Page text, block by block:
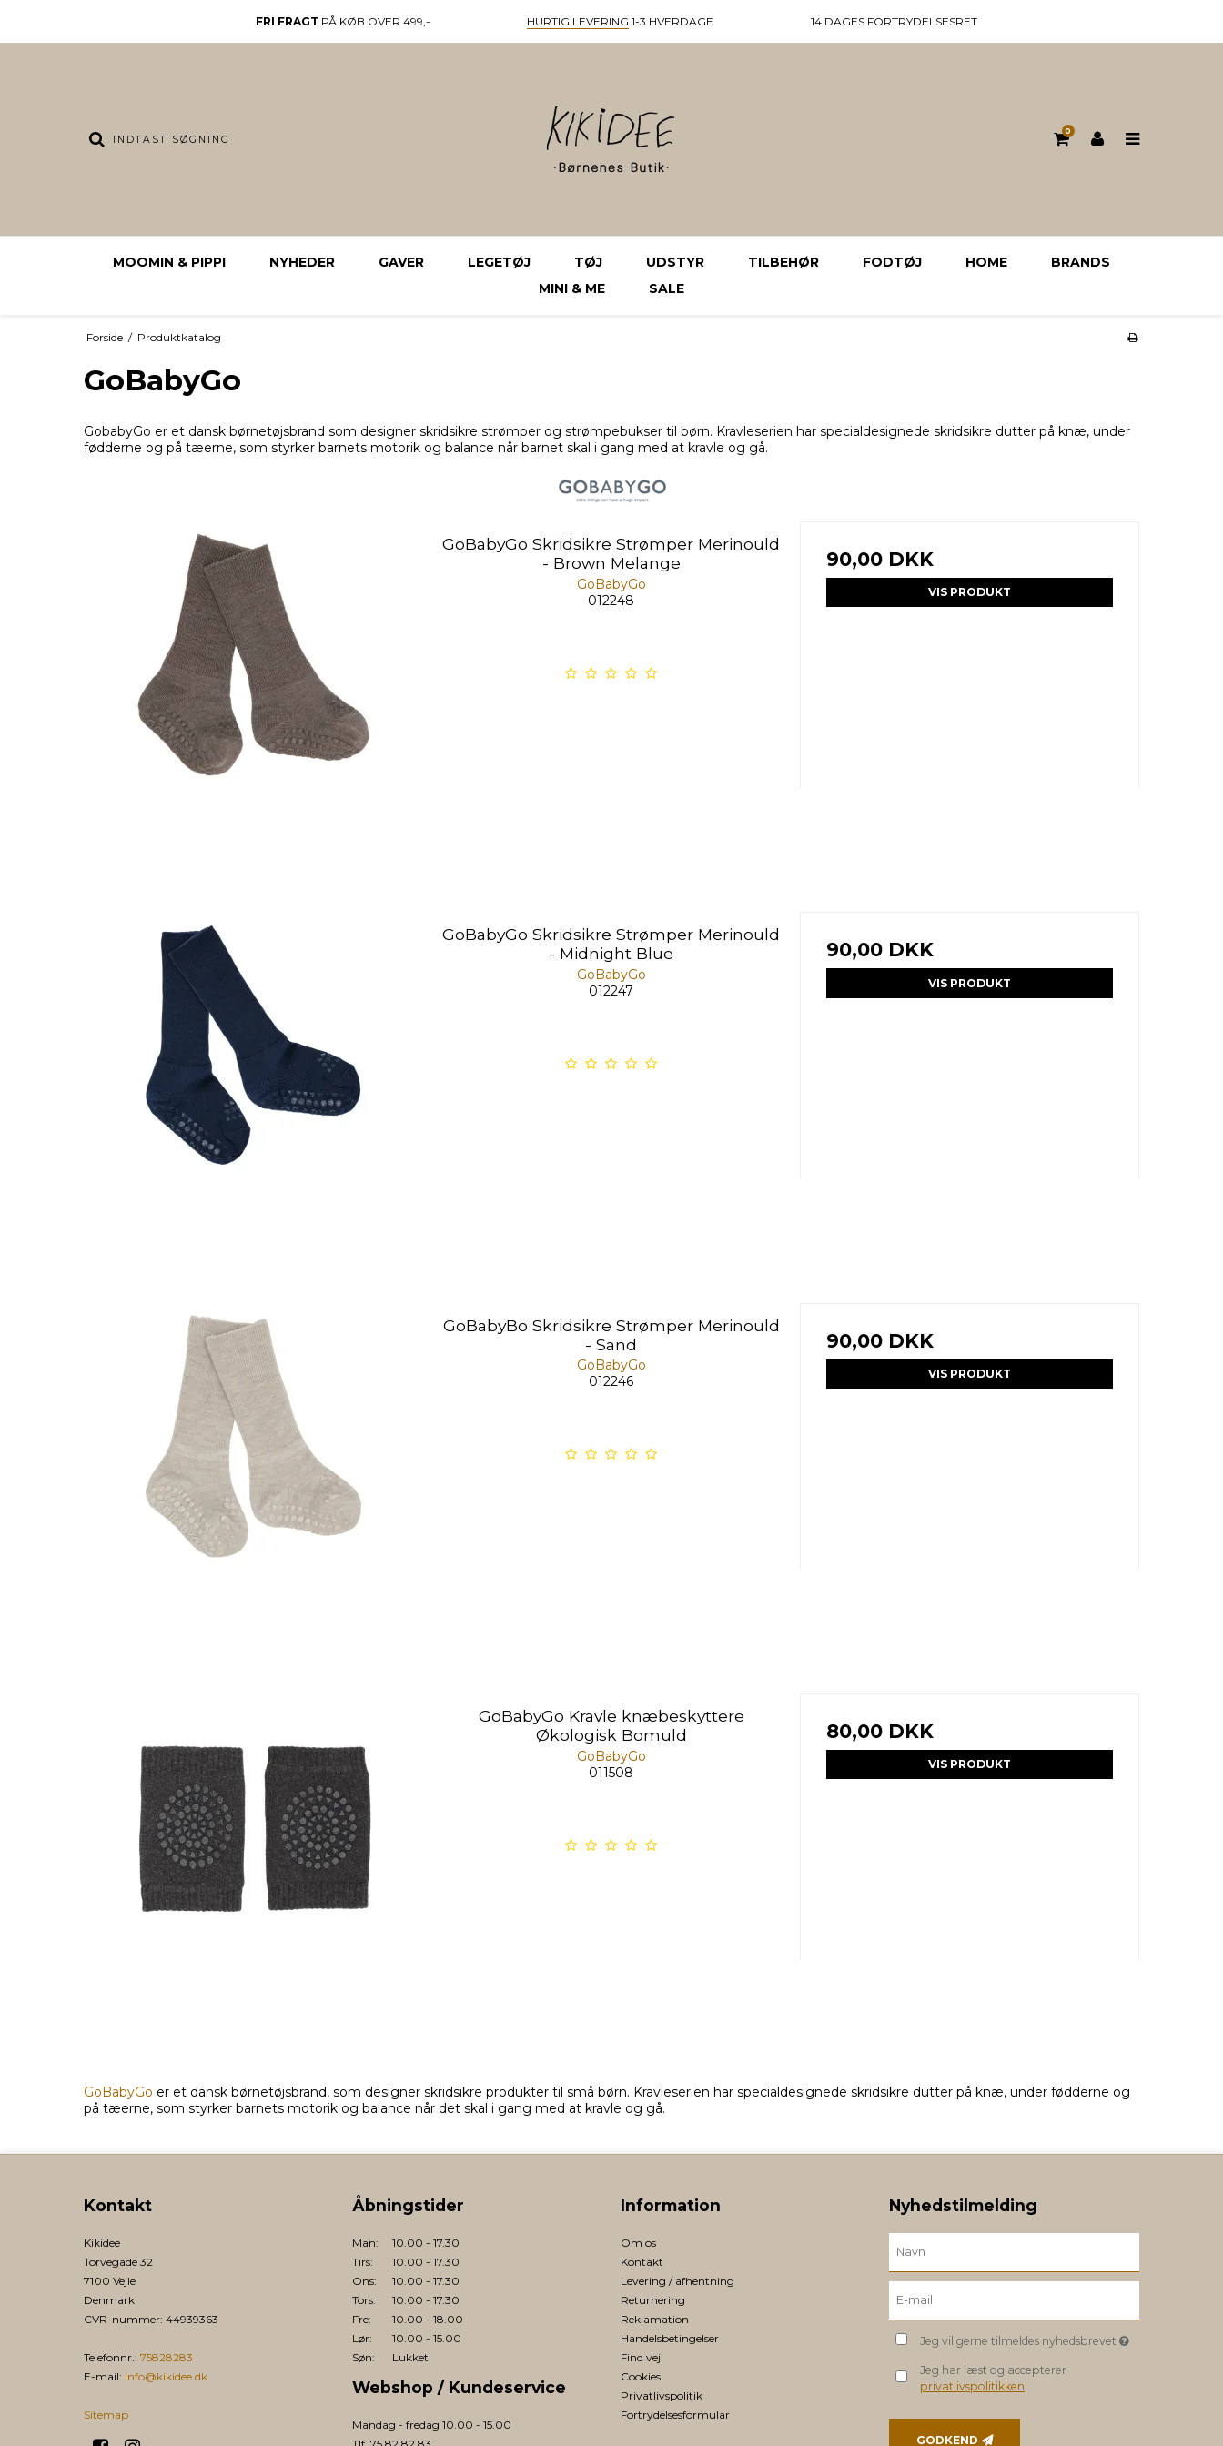
FRI FRAGT PÅ KØB OVER 499,- HURTIG LEVERING 1-3 HVERDAGE 14 DAGES FORTRYDELSESRET
0
MOOMIN & PIPPI NYHEDER GAVER LEGETØJ TØJ UDSTYR TILBEHØR FODTØJ HOME
BRANDS
MINI & ME
SALE
Forside / Produktkatalog
GoBabyGo
GobabyGo er et dansk børnetøjsbrand som designer skridsikre strømper og strømpebukser til børn. Kravleserien har specialdesignede skridsikre dutter på knæ, under
fødderne og på tæerne, som styrker barnets motorik og balance når barnet skal i gang med at kravle og gå.
GoBabyGo Skridsikre Strømper Merinould
- Brown Melange
GoBabyGo
012248
90,00 DKK
VIS PRODUKT
GoBabyGo Skridsikre Strømper Merinould
- Midnight Blue
GoBabyGo
012247
90,00 DKK
VIS PRODUKT
GoBabyBo Skridsikre Strømper Merinould
- Sand
GoBabyGo
012246
90,00 DKK
VIS PRODUKT
GoBabyGo Kravle knæbeskyttere
Økologisk Bomuld
GoBabyGo
011508
80,00 DKK
VIS PRODUKT
GoBabyGo er et dansk børnetøjsbrand, som designer skridsikre produkter til små børn. Kravleserien har specialdesignede skridsikre dutter på knæ, under fødderne og
på tæerne, som styrker barnets motorik og balance når det skal i gang med at kravle og gå.
Kontakt
Kikidee
Torvegade 32
7100 Vejle
Denmark
CVR-nummer: 44939363
Telefonnr.: 75828283
E-mail: info@kikidee.dk
Sitemap
Åbningstider
Man:
Tirs:
Ons:
Tors:
Fre:
Lør:
Søn:
10.00 - 17.30
10.00 - 17.30
10.00 - 17.30
10.00 - 17.30
10.00 - 18.00
10.00 - 15.00
Lukket
Webshop / Kundeservice
Mandag - fredag 10.00 - 15.00
Information
Om os
Kontakt
Levering / afhentning
Returnering
Reklamation
Handelsbetingelser
Find vej
Cookies
Privatlivspolitik
Fortrydelsesformular
Nyhedstilmelding
Jeg vil gerne tilmeldes nyhedsbrevet
Jeg har læst og accepterer
privatlivspolitikken
GODKEND